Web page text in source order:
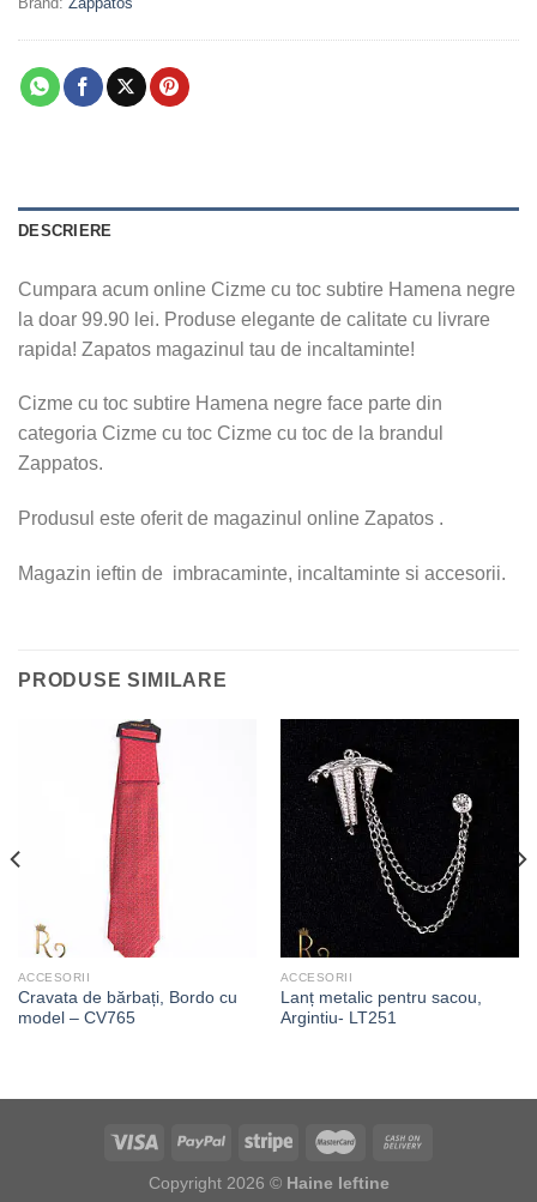
DESCRIERE
Cumpara acum online Cizme cu toc subtire Hamena negre
la doar 99.90 lei. Produse elegante de calitate cu livrare
rapida! Zapatos magazinul tau de incaltaminte!
Cizme cu toc subtire Hamena negre face parte din
categoria Cizme cu toc Cizme cu toc de la brandul
Zappatos.
Produsul este oferit de magazinul online Zapatos .
Magazin ieftin de imbracaminte, incaltaminte si accesorii.
PRODUSE SIMILARE
ACCESORII
Cravata de bărbați, Bordo cu
model – CV765
ACCESORII
Lanț metalic pentru sacou,
Argintiu- LT251
Copyright 2026 © Haine Ieftine